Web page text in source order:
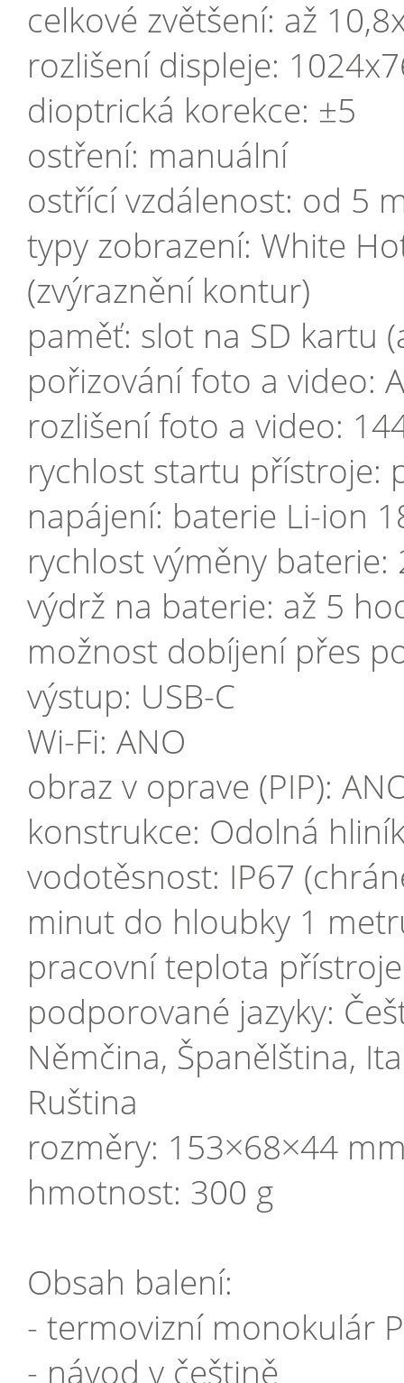
celkové zvětšení: až
rozlišení displeje:
dioptrická korekce: ±5
ostření: manuální
ostřící vzdálenost: od 5
typy zobrazení: White
(zvýraznění kontur)
paměť: slot na SD kartu
pořizování foto a video:
rozlišení foto a video:
rychlost startu přístroje:
napájení: baterie Li-ion
rychlost výměny baterie:
výdrž na baterie: až 5
možnost dobíjení přes
výstup: USB-C
Wi-Fi: ANO
obraz v oprave (PIP):
konstrukce: Odolná
vodotěsnost: IP67
minut do hloubky 1
pracovní teplota
podporované jazyky:
Němčina, Španělština,
Ruština
rozměry: 153×68×44
hmotnost: 300 g
Obsah balení:
- termovizní monokulár
- návod v češtině